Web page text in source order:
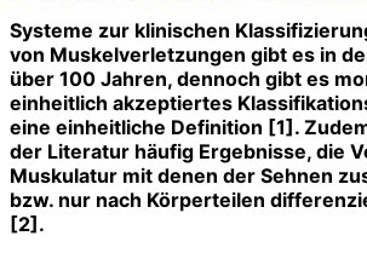
Systeme zur klinischen
von Muskelverletzungen gibt es in
über 100 Jahren, dennoch gibt es
einheitlich akzeptiertes
eine einheitliche Definition [1].
der Literatur häufig Ergebnisse, die
Muskulatur mit denen der Sehnen
bzw. nur nach Körperteilen
[2].